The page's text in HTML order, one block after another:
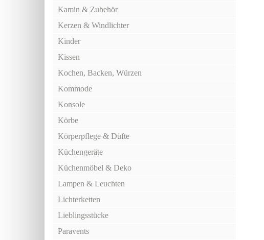
Kamin & Zubehör
Kerzen & Windlichter
Kinder
Kissen
Kochen, Backen, Würzen
Kommode
Konsole
Körbe
Körperpflege & Düfte
Küchengeräte
Küchenmöbel & Deko
Lampen & Leuchten
Lichterketten
Lieblingsstücke
Paravents